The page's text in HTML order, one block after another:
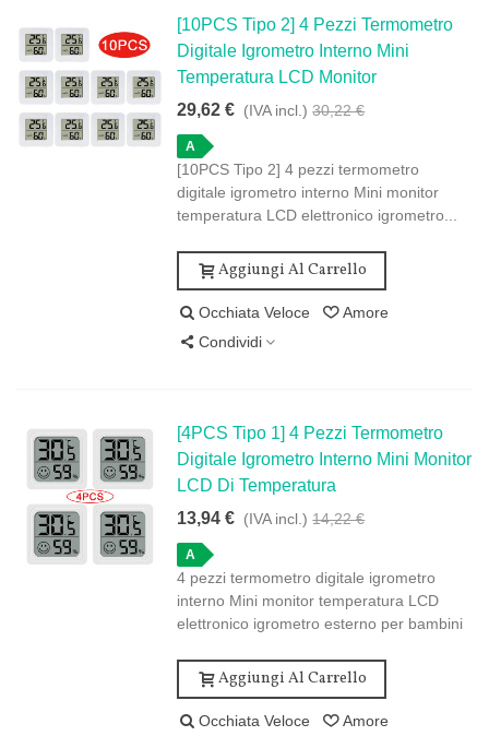
[10PCS Tipo 2] 4 Pezzi Termometro
Digitale Igrometro Interno Mini
Temperatura LCD Monitor
29,62 € (IVA incl.) 30,22 €
A
[10PCS Tipo 2] 4 pezzi termometro
digitale igrometro interno Mini monitor
temperatura LCD elettronico igrometro...
Aggiungi Al Carrello
Occhiata Veloce
Amore
Condividi
[4PCS Tipo 1] 4 Pezzi Termometro
Digitale Igrometro Interno Mini Monitor
LCD Di Temperatura
13,94 € (IVA incl.) 14,22 €
A
4 pezzi termometro digitale igrometro
interno Mini monitor temperatura LCD
elettronico igrometro esterno per bambini
Aggiungi Al Carrello
Occhiata Veloce
Amore